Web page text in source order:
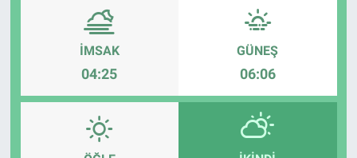
İMSAK
04:25
GÜNEŞ
06:06
Tv Medya